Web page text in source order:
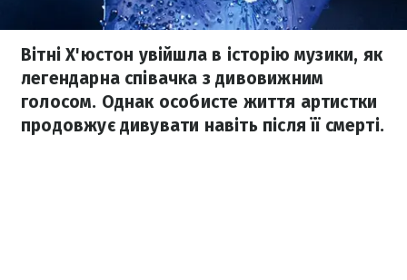
Вітні Х'юстон увійшла в історію музики, як
легендарна співачка з дивовижним
голосом. Однак особисте життя артистки
продовжує дивувати навіть після її смерті.